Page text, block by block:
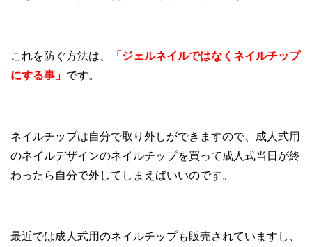
これを防ぐ方法は、
「ジェルネイルではなくネイルチップ
にする事」 です。
ネイルチップは自分で取り外しができますので、成人式用
のネイルデザインのネイルチップを買って成人式当日が終
わったら自分で外してしまえばいいのです。
最近では成人式用のネイルチップも販売されていますし、